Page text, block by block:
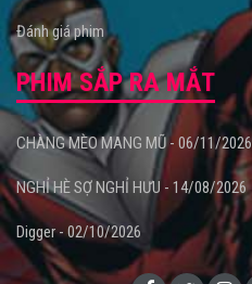
Đánh giá phim
PHIM SẮP RA MẮT
CHÀNG MÈO MANG MŨ - 06/11/2026
NGHỈ HÈ SỢ NGHỈ HƯU - 14/08/2026
Digger - 02/10/2026